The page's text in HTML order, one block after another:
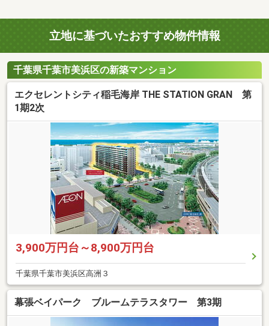
立地に基づいたおすすめ物件情報
千葉県千葉市美浜区の新築マンション
エクセレントシティ稲毛海岸 THE STATION GRAN 第
1期2次
3,900万円台～8,900万円台
千葉県千葉市美浜区高洲３
幕張ベイパーク ブルームテラスタワー 第3期